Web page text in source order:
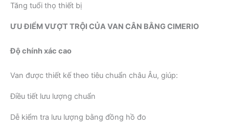
Tăng tuổi thọ thiết bị
ƯU ĐIỂM VƯỢT TRỘI CỦA VAN CÂN BẰNG CIMERIO
Độ chính xác cao
Van được thiết kế theo tiêu chuẩn châu Âu, giúp:
Điều tiết lưu lượng chuẩn
Dễ kiểm tra lưu lượng bằng đồng hồ đo